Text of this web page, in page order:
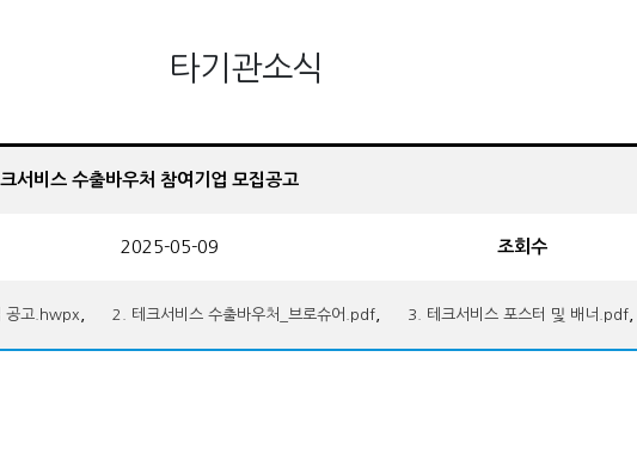
타기관소식
서비스 수출바우처 참여기업 모집공고
2025-05-09 조회수
공고.hwpx 2. 테크서비스 수출바우처_브로슈어.pdf 3. 테크서비스 포스터 및 배너.pdf